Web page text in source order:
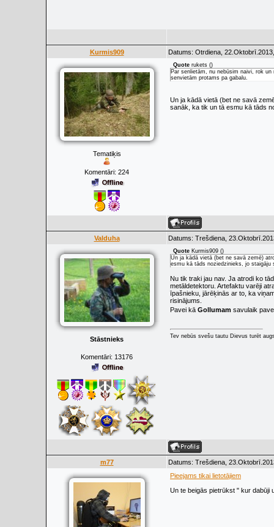
Kurmis909 Datums: Otrdiena,
Tematiķis
Komentāri: 224
Quote rukets ()
Par senlietām, nu nebūsim naivi, rok
senvietām protams pa gabalu.
Un ja kādā vietā (bet ne savā
sanāk, ka tik un tā esmu kā tāds
Valduha Datums: Trešdiena,
Stāstnieks
Komentāri: 13176
Quote Kurmis909 ()
Un ja kādā vietā (bet ne savā zemē)
esmu kā tāds noziedzinieks, jo staigāju
Nu tik traki jau nav. Ja atrodi ko
metāldetektoru. Artefaktu varēji
īpašnieku, jārēķinās ar to, ka
risinājums.
Pavei kā Gollumam savulaik
Tev nebūs svešu tautu Dievus turēt
m77
Datums: Trešdiena,
Pieejams tikai lietotājiem
Un te beigās pietrūkst " kur dabūji